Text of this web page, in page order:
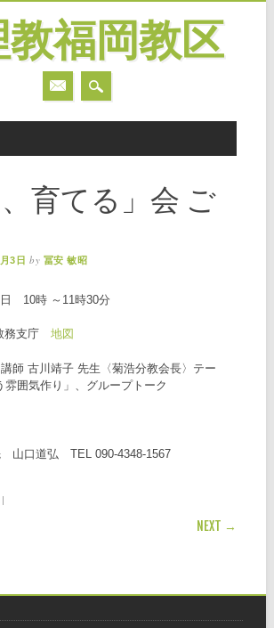
福岡教区
、育てる」会 ご
3日 by 冨安 敏昭
10時 ～11時30分
支庁 地図
古川靖子 先生〈菊浩分教会長〉テー
囲気作り」、グループトーク
山口道弘 TEL 090-4348-1567
|
NEXT →